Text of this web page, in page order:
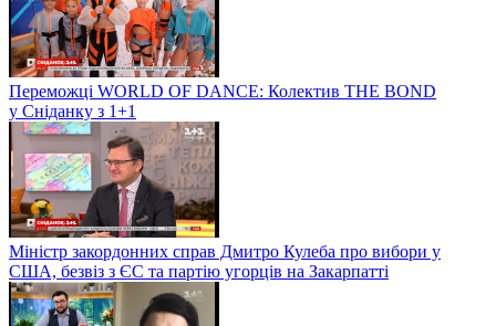
Переможці WORLD OF DANCE: Колектив THE BOND
у Сніданку з 1+1
Міністр закордонних справ Дмитро Кулеба про вибори у
США, безвіз з ЄС та партію угорців на Закарпатті